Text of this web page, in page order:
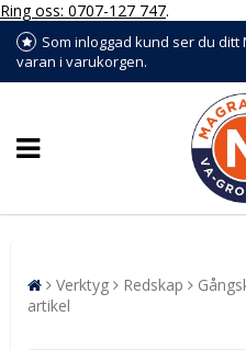
Ring oss: 0707-127 747.
Som inloggad kund ser du ditt
varan i varukorgen.
Verktyg Redskap
artikel